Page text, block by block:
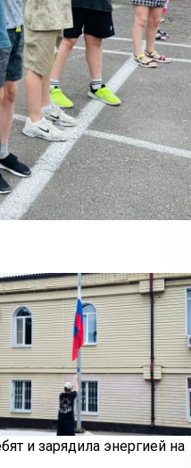
и зарядила энергией на